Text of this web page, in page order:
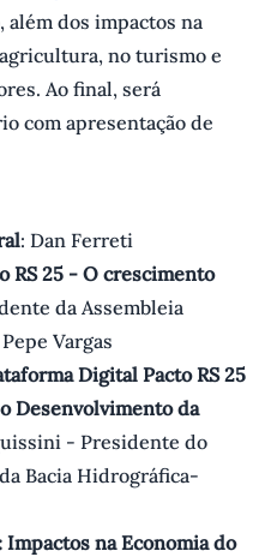
dos impactos na
no turismo e
Ao final, será
com apresentação de
: Dan Ferreti
RS 25 - O crescimento
da Assembleia
Vargas
Digital Pacto RS 25
Desenvolvimento da
- Presidente do
Bacia Hidrográfica-
na Economia do